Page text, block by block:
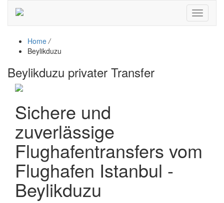
Toggle
Home /
Beylikduzu
Beylikduzu privater Transfer
Sichere und
zuverlässige
Flughafentransfers vom
Flughafen Istanbul -
Beylikduzu